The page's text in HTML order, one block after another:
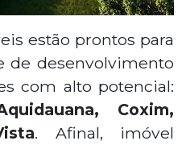
estão prontos para
de desenvolvimento
com alto potencial:
Coxim,
. Afinal, imóvel